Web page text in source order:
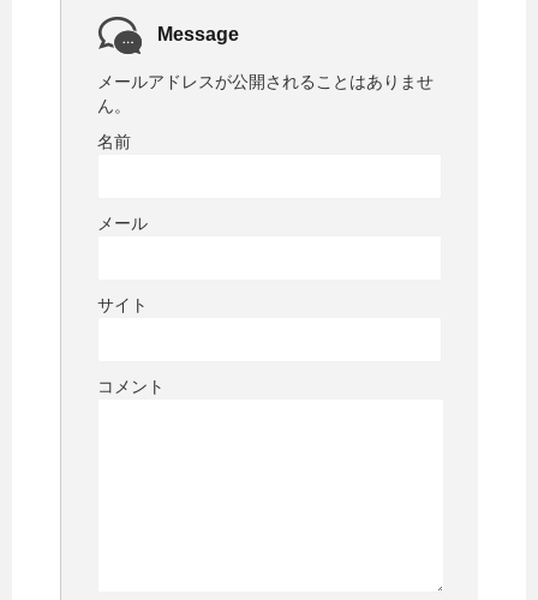
Message
メールアドレスが公開されることはありませ
ん。
名前
メール
サイト
コメント